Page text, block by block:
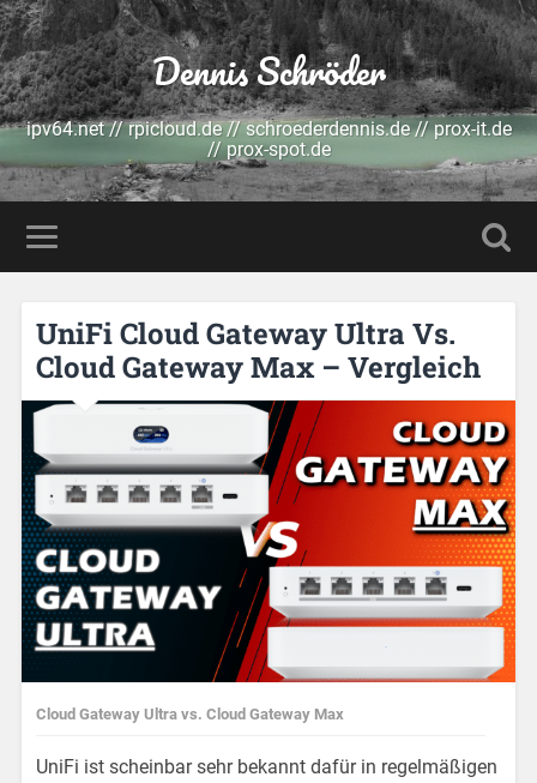
Dennis Schröder
ipv64.net // rpicloud.de // schroederdennis.de // prox-it.de
// prox-spot.de
UniFi Cloud Gateway Ultra Vs.
Cloud Gateway Max – Vergleich
Cloud Gateway Ultra vs. Cloud Gateway Max
UniFi ist scheinbar sehr bekannt dafür in regelmäßigen